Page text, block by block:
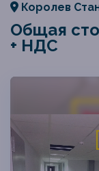
Королев
Общая
+ НДС